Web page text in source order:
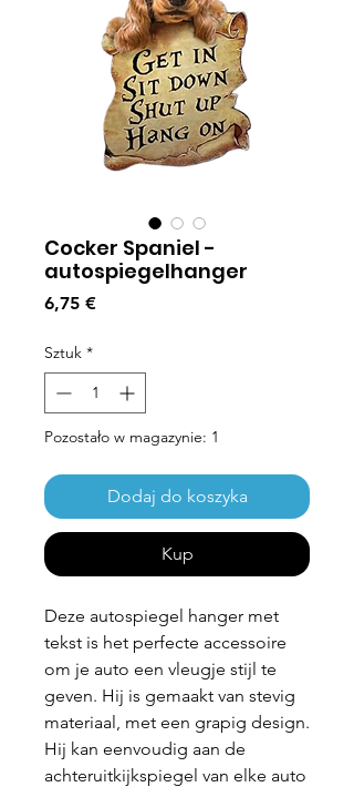
Cocker Spaniel -
autospiegelhanger
6,75 €Cena
Sztuk *
Pozostało w magazynie: 1
Dodaj do koszyka
Kup
Deze autospiegel hanger met
tekst is het perfecte accessoire
om je auto een vleugje stijl te
geven. Hij is gemaakt van stevig
materiaal, met een grapig design.
Hij kan eenvoudig aan de
achteruitkijkspiegel van elke auto